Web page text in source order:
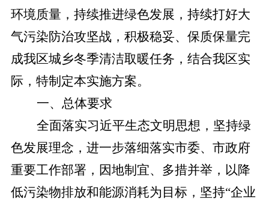
环境质量，持续推进绿色发展，持续打好大
气污染防治攻坚战，积极稳妥、保质保量完
成我区城乡冬季清洁取暖任务，结合我区实
际，特制定本实施方案。
一、总体要求
全面落实习近平生态文明思想，坚持绿
色发展理念，进一步落细落实市委、市政府
重要工作部署，因地制宜、多措并举，以降
低污染物排放和能源消耗为目标，坚持“企业